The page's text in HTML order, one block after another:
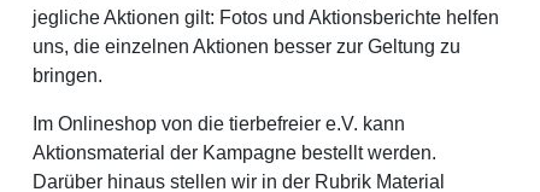
jegliche Aktionen gilt: Fotos und Aktionsberichte helfen
uns, die einzelnen Aktionen besser zur Geltung zu
bringen.
Im Onlineshop von die tierbefreier e.V. kann
Aktionsmaterial der Kampagne bestellt werden.
Darüber hinaus stellen wir in der Rubrik Material